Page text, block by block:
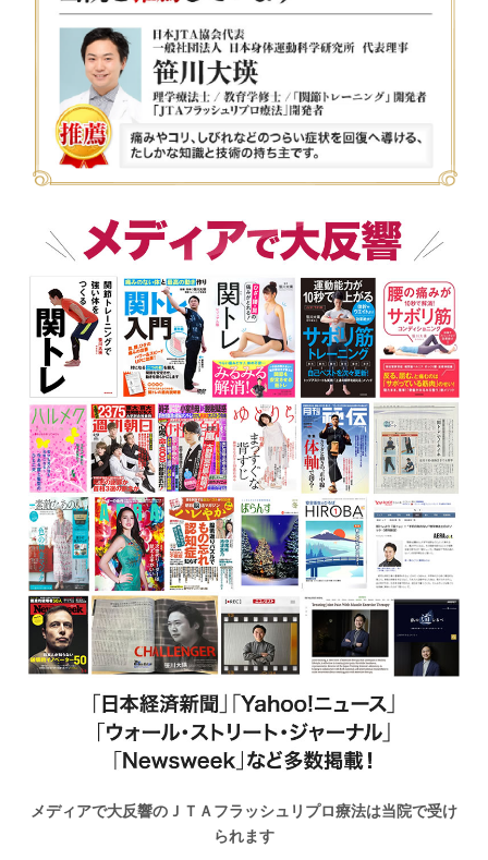
メディアで大反響のＪＴＡフラッシュリプロ療法は当院で受け
られます